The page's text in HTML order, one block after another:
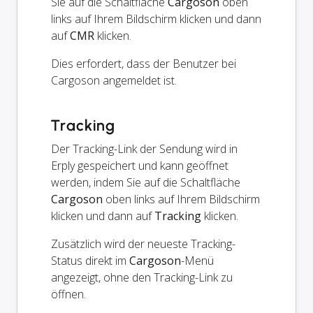
links auf Ihrem Bildschirm klicken und dann
aufCMR klicken.
Dies erfordert, dass der Benutzer bei
Cargoson angemeldet ist.
Tracking
Der Tracking-Link der Sendung wird in
Erply gespeichert und kann geöffnet
werden, indem Sie auf die Schaltfläche
Cargoson oben links auf Ihrem Bildschirm
klicken und dann aufTracking klicken.
Zusätzlich wird der neueste Tracking-
Status direkt im Cargoson-Menü
angezeigt, ohne den Tracking-Link zu
öffnen.